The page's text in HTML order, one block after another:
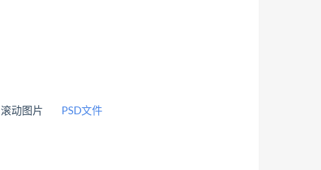
滚动图片 PSD文件